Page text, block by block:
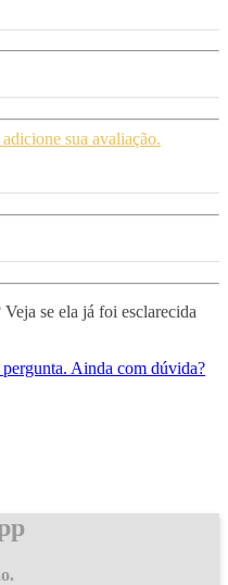
sua avaliação.
se ela já foi esclarecida
Ainda com dúvida?